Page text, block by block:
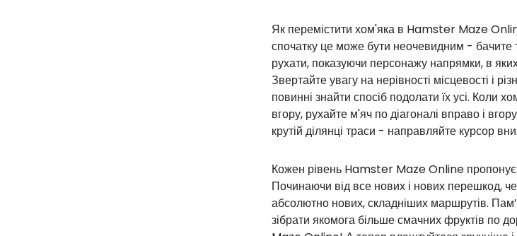
Як перемістити хом'яка в Hamster Maze
спочатку це може бути неочевидним - бачите
рухати, показуючи персонажу напрямки, в
Звертайте увагу на нерівності місцевості і
повинні знайти спосіб подолати їх усі. Коли
вгору, рухайте м'яч по діагоналі вправо і
крутій ділянці траси - направляйте курсор
Кожен рівень Hamster Maze Online пропонує
Починаючи від все нових і нових перешкод,
абсолютно нових, складніших маршрутів.
зібрати якомога більше смачних фруктів по